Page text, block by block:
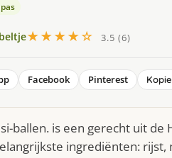
★★★★☆ 3.5 (6)
Facebook Pinterest
ballen. is een gerecht uit de
ingrediënten: rijst,